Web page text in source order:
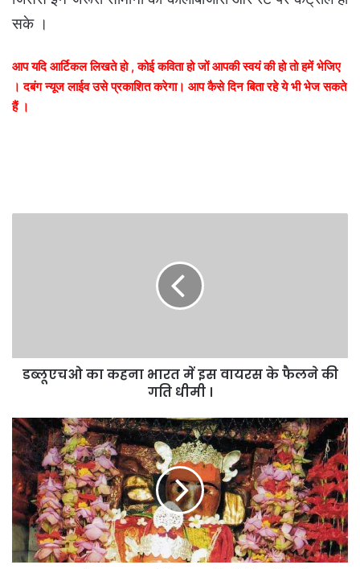
सके ।
आप यदि आर्टिकल लिखते हो , कोई कविता हो जों आपकी स्वयं की हो तो हमें भेजिए
। दबंग न्यूज लाईव उसे प्रकाशित करेगा। आप कैसे दिन बिता रहे ये भी भेज सकते
हैं ।
फैलने
।
डब्लूएचओ का कहना भारत में इस वायरस के फैलने की
गति धीमी ।
रतनपुर
मां
महामाया
मंदिर
ट्रस्ट
नें
कोरोना
खिलाफ